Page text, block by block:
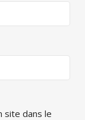
site dans le